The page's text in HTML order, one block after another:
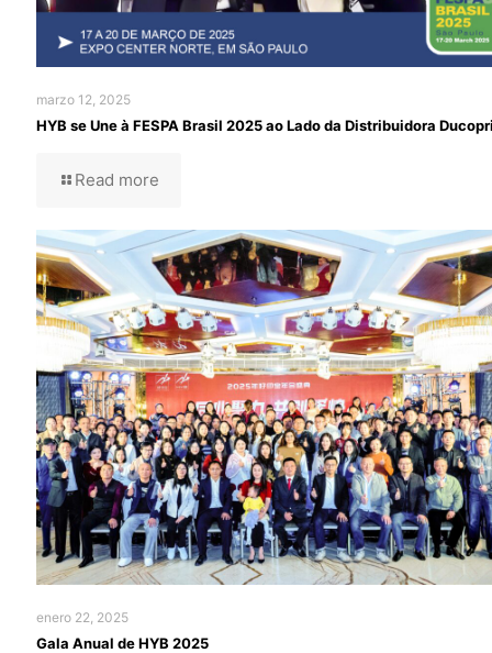
marzo 12, 2025
HYB se Une à FESPA Brasil 2025 ao Lado da Distribuidora
Read more
enero 22, 2025
Gala Anual de HYB 2025